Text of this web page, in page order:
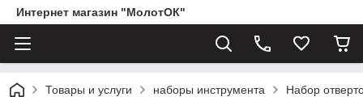
Интернет магазин "МолотОК"
Товары и услуги наборы инструмента Набор